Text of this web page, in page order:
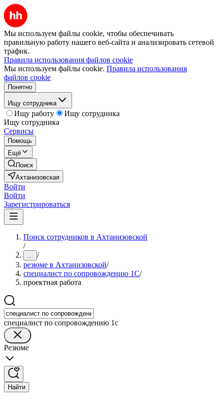
Мы используем файлы cookie, чтобы обеспечивать
правильную работу нашего веб-сайта и анализировать сетевой
трафик.
Правила использования файлов cookie
Мы используем файлы cookie. Правила использования
файлов cookie
Понятно
Ищу сотрудника
Ищу работу
Ищу сотрудника
Ищу сотрудника
Сервисы
Помощь
Ещё
Поиск
Ахтанизовская
Войти
Войти
Зарегистрироваться
Поиск сотрудников в Ахтанизовской
/
... /
резюме в Ахтанизовской/
специалист по сопровождению 1С/
проектная работа
специалист по сопровождению 1с
Резюме
Найти